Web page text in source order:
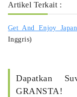
Artikel Terkait :
Get And Enjoy
Inggris)
Dapatkan
GRANSTA!